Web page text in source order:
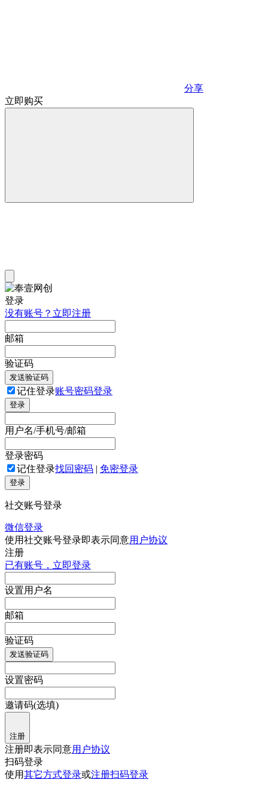
分享
立即购买
登录
没有账号？立即注册
邮箱
验证码
发送验证码
记住登录账号密码登录
登录
用户名/手机号/邮箱
登录密码
记住登录找回密码 | 免密登录
登录
社交账号登录
微信登录
使用社交账号登录即表示同意用户协议
注册
已有账号，立即登录
设置用户名
邮箱
验证码
发送验证码
设置密码
邀请码(选填)
注册
注册即表示同意用户协议
扫码登录
使用其它方式登录或注册扫码登录